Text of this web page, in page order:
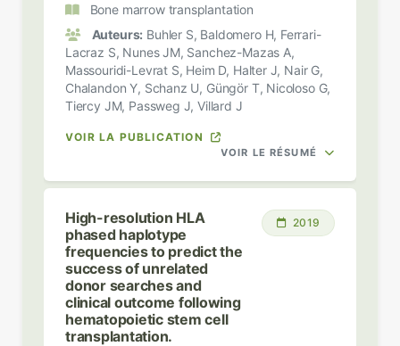
Bone marrow transplantation
Auteurs: Buhler S, Baldomero H, Ferrari-
Lacraz S, Nunes JM, Sanchez-Mazas A,
Massouridi-Levrat S, Heim D, Halter J, Nair G,
Chalandon Y, Schanz U, Güngör T, Nicoloso G,
Tiercy JM, Passweg J, Villard J
VOIR LA PUBLICATION
VOIR LE RÉSUMÉ
High-resolution HLA
phased haplotype
frequencies to predict the
success of unrelated
donor searches and
clinical outcome following
hematopoietic stem cell
transplantation.
2019